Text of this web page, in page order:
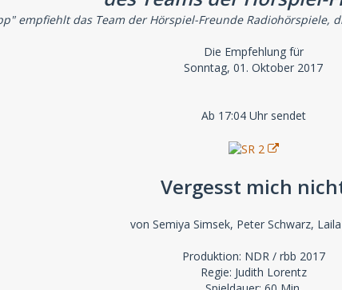
empfiehlt das Team der Hörspiel-Freunde Radiohörspiele,
Die Empfehlung für
Sonntag, 01. Oktober 2017
Ab 17:04 Uhr sendet
Vergesst mich
von Semiya Simsek, Peter Schwarz,
Produktion: NDR / rbb 2017
Regie: Judith Lorentz